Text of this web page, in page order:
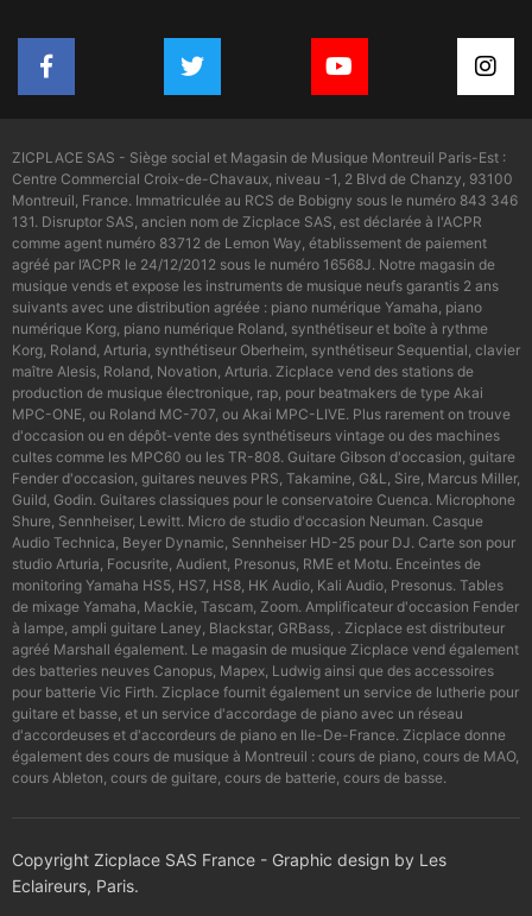
ZICPLACE SAS - Siège social et Magasin de Musique Montreuil Paris-Est :
Centre Commercial Croix-de-Chavaux, niveau -1, 2 Blvd de Chanzy, 93100
Montreuil, France. Immatriculée au RCS de Bobigny sous le numéro 843 346
131. Disruptor SAS, ancien nom de Zicplace SAS, est déclarée à l'ACPR
comme agent numéro 83712 de Lemon Way, établissement de paiement
agréé par l’ACPR le 24/12/2012 sous le numéro 16568J. Notre magasin de
musique vends et expose les instruments de musique neufs garantis 2 ans
suivants avec une distribution agréée : piano numérique Yamaha, piano
numérique Korg, piano numérique Roland, synthétiseur et boîte à rythme
Korg, Roland, Arturia, synthétiseur Oberheim, synthétiseur Sequential, clavier
maître Alesis, Roland, Novation, Arturia. Zicplace vend des stations de
production de musique électronique, rap, pour beatmakers de type Akai
MPC-ONE, ou Roland MC-707, ou Akai MPC-LIVE. Plus rarement on trouve
d'occasion ou en dépôt-vente des synthétiseurs vintage ou des machines
cultes comme les MPC60 ou les TR-808. Guitare Gibson d'occasion, guitare
Fender d'occasion, guitares neuves PRS, Takamine, G&L, Sire, Marcus Miller,
Guild, Godin. Guitares classiques pour le conservatoire Cuenca. Microphone
Shure, Sennheiser, Lewitt. Micro de studio d'occasion Neuman. Casque
Audio Technica, Beyer Dynamic, Sennheiser HD-25 pour DJ. Carte son pour
studio Arturia, Focusrite, Audient, Presonus, RME et Motu. Enceintes de
monitoring Yamaha HS5, HS7, HS8, HK Audio, Kali Audio, Presonus. Tables
de mixage Yamaha, Mackie, Tascam, Zoom. Amplificateur d'occasion Fender
à lampe, ampli guitare Laney, Blackstar, GRBass, . Zicplace est distributeur
agréé Marshall également. Le magasin de musique Zicplace vend également
des batteries neuves Canopus, Mapex, Ludwig ainsi que des accessoires
pour batterie Vic Firth. Zicplace fournit également un service de lutherie pour
guitare et basse, et un service d'accordage de piano avec un réseau
d'accordeuses et d'accordeurs de piano en Ile-De-France. Zicplace donne
également des cours de musique à Montreuil : cours de piano, cours de MAO,
cours Ableton, cours de guitare, cours de batterie, cours de basse.
Copyright Zicplace SAS France - Graphic design by Les
Eclaireurs, Paris.